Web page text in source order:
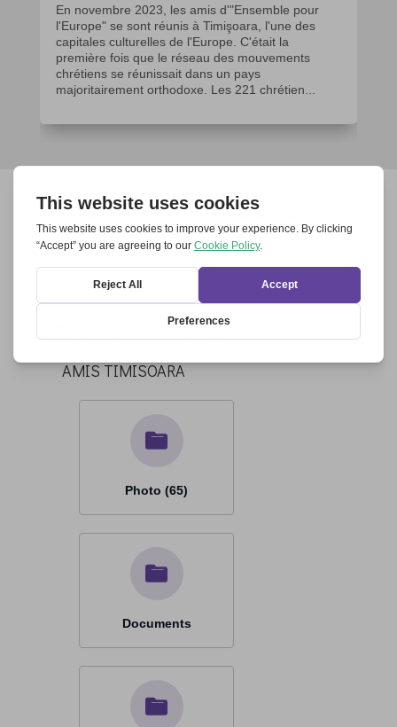
En novembre 2023, les amis d'"Ensemble pour
l'Europe" se sont réunis à Timişoara, l'une des
capitales culturelles de l'Europe. C'était la
première fois que le réseau des mouvements
chrétiens se réunissait dans un pays
majoritairement orthodoxe. Les 221 chrétien...
Documents, file & co. de
l’événement
2023 Rencontre des Amis Timisoara
2023 RENCONTRE DES
AMIS TIMISOARA
Photo (65)
Documents